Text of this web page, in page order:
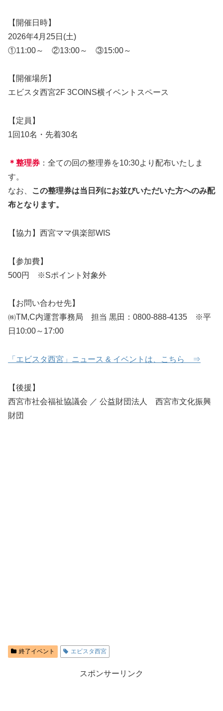
【開催日時】
2026年4月25日(土)
①11:00～ ②13:00～ ③15:00～
【開催場所】
エビスタ西宮2F 3COINS横イベントスペース
【定員】
1回10名・先着30名
＊整理券 ：全ての回の整理券を10:30より配布いたしま
す。
なお、
この整理券は当日列にお並びいただいた方へのみ配
布となります。
【協力】西宮ママ俱楽部WIS
【参加費】
500円 ※Sポイント対象外
【お問い合わせ先】
㈱TM,C内運営事務局 担当 黒田：0800-888-4135 ※平
日10:00～17:00
「エビスタ西宮」ニュース & イベントは、こちら ⇒
【後援】
西宮市社会福祉協議会 ／ 公益財団法人 西宮市文化振興
財団
終了イベント エビスタ西宮
スポンサーリンク